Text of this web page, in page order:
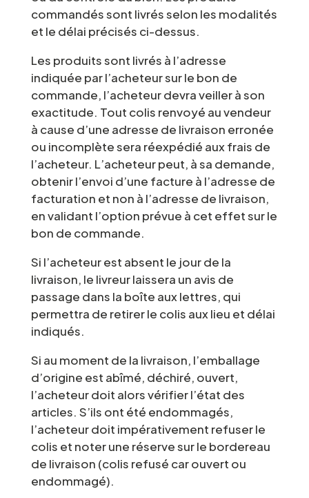
commandés sont livrés selon les modalités
et le délai précisés ci-dessus.
Les produits sont livrés à l’adresse
indiquée par l’acheteur sur le bon de
commande, l’acheteur devra veiller à son
exactitude. Tout colis renvoyé au vendeur
à cause d’une adresse de livraison erronée
ou incomplète sera réexpédié aux frais de
l’acheteur. L’acheteur peut, à sa demande,
obtenir l’envoi d’une facture à l’adresse de
facturation et non à l’adresse de livraison,
en validant l’option prévue à cet effet sur le
bon de commande.
Si l’acheteur est absent le jour de la
livraison, le livreur laissera un avis de
passage dans la boîte aux lettres, qui
permettra de retirer le colis aux lieu et délai
indiqués.
Si au moment de la livraison, l’emballage
d’origine est abîmé, déchiré, ouvert,
l’acheteur doit alors vérifier l’état des
articles. S’ils ont été endommagés,
l’acheteur doit impérativement refuser le
colis et noter une réserve sur le bordereau
de livraison (colis refusé car ouvert ou
endommagé).